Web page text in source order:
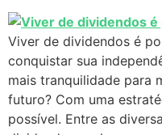
Viver de dividendos é
conquistar sua
mais tranquilidade para
futuro? Com uma
possível. Entre as